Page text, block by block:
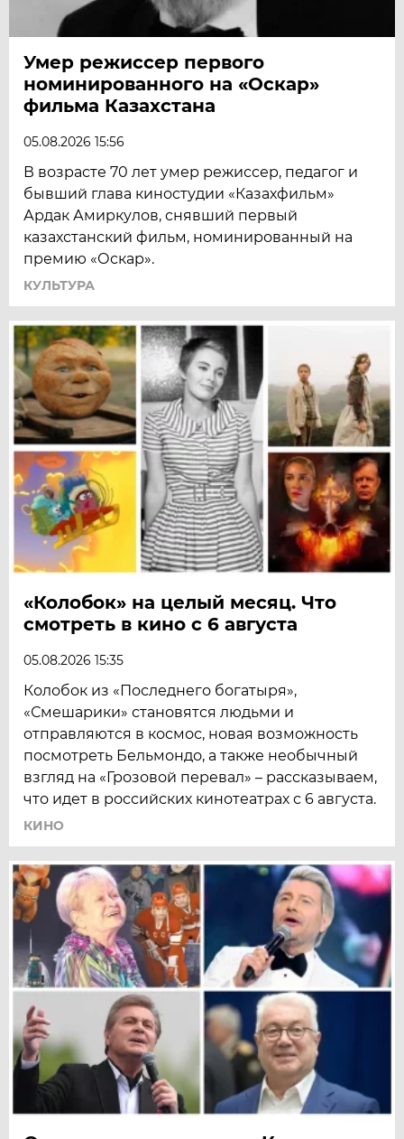
Умер режиссер первого
номинированного на «Оскар»
фильма Казахстана
05.08.2026 15:56
В возрасте 70 лет умер режиссер, педагог и
бывший глава киностудии «Казахфильм»
Ардак Амиркулов, снявший первый
казахстанский фильм, номинированный на
премию «Оскар».
КУЛЬТУРА
«Колобок» на целый месяц. Что
смотреть в кино с 6 августа
05.08.2026 15:35
Колобок из «Последнего богатыря»,
«Смешарики» становятся людьми и
отправляются в космос, новая возможность
посмотреть Бельмондо, а также необычный
взгляд на «Грозовой перевал» – рассказываем,
что идет в российских кинотеатрах с 6 августа.
КИНО